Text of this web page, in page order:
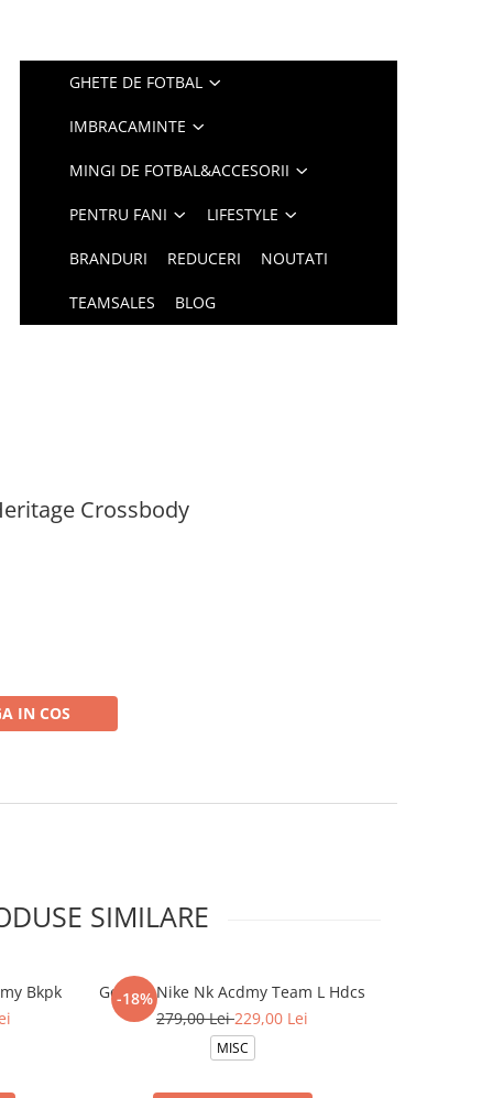
GHETE DE FOTBAL
IMBRACAMINTE
MINGI DE FOTBAL&ACCESORII
PENTRU FANI LIFESTYLE
BRANDURI REDUCERI NOUTATI
TEAMSALES BLOG
Crossbody
IN COS
SIMILARE
Bkpk
-18%
Geanta Nike Nk Acdmy Team L Hdcs
279,00 Lei229,00 Lei
MISC